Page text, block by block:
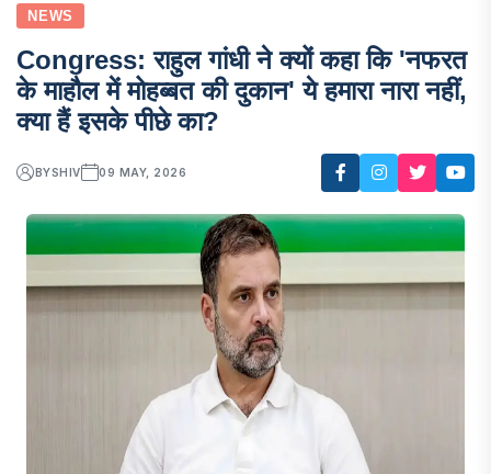
NEWS
Congress: राहुल गांधी ने क्यों कहा कि 'नफरत
के माहौल में मोहब्बत की दुकान' ये हमारा नारा नहीं,
क्या हैं इसके पीछे का?
BYSHIV 09 MAY, 2026